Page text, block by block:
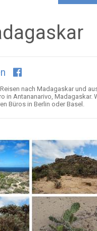
nach Madagaskar und
in Antananarivo, Madagaskar.
Büros in Berlin oder Basel.